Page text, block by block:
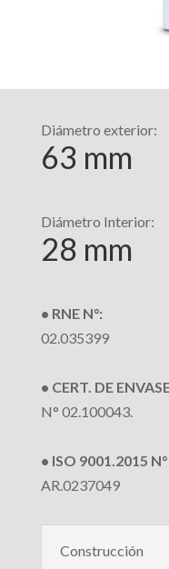
Diámetro exterior:
63 mm
Diámetro Interior:
28 mm
• RNE N°:
02.035399
• CERT. DE
N° 02.100043.
• ISO 9001.2015 N°
AR.0237049
Construcción